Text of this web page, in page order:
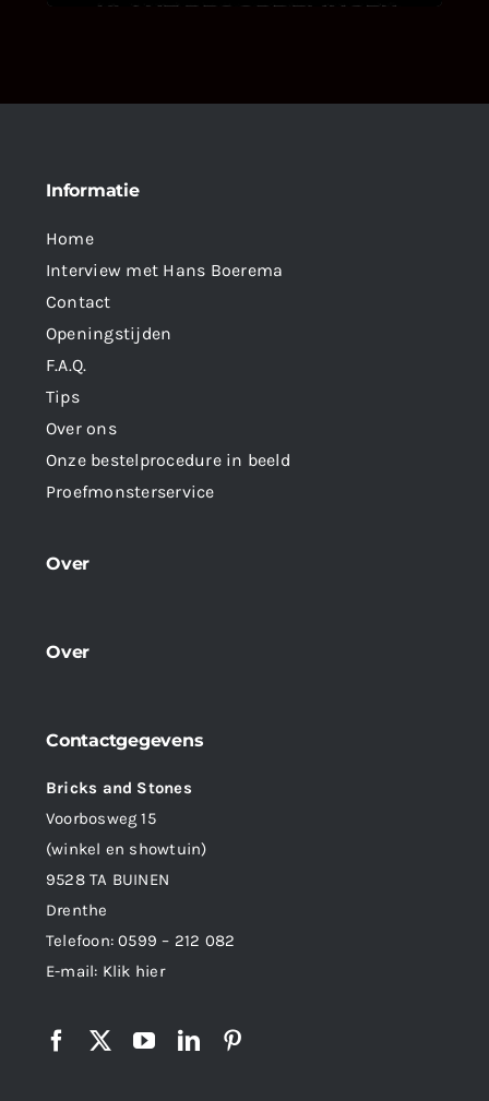
Informatie
Home
Interview met Hans Boerema
Contact
Openingstijden
F.A.Q.
Tips
Over ons
Onze bestelprocedure in beeld
Proefmonsterservice
Over
Over
Contactgegevens
Bricks and Stones
Voorbosweg 15
(winkel en showtuin)
9528 TA BUINEN
Drenthe
Telefoon:0599 – 212 082
E-mail: Klik hier